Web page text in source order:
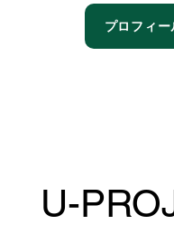
プロフィ
U-